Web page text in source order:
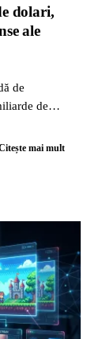
dolari,
ale
de
de
mai mult